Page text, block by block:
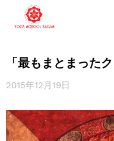
「最もまとまった
2015年12月19日